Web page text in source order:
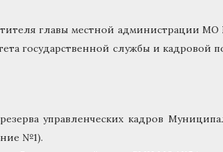
главы местной администрации МО
государственной службы и кадровой
управленческих кадров
№1).